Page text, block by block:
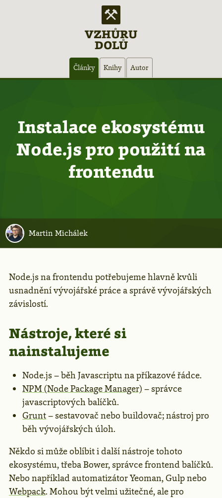
VZHŮRU
DOLŮ
Články Knihy Autor
Instalace ekosystému
Node.js pro použití na
frontendu
Martin Michálek
Node.js na frontendu potřebujeme hlavně kvůli
usnadnění vývojářské práce a správě vývojářských
závislostí.
Nástroje, které si
nainstalujeme
Node.js – běh Javascriptu na příkazové řádce.
NPM (Node Package Manager) – správce
javascriptových balíčků.
Grunt– sestavovač nebo buildovač; nástroj pro
běh vývojářských úloh.
Někdo si může oblíbit i další nástroje tohoto
ekosystému, třeba Bower, správce frontend balíčků.
Nebo například automatizátor Yeoman, Gulp nebo
Webpack. Mohou být velmi užitečné, ale pro